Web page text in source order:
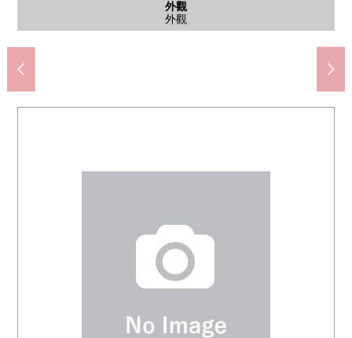
外觀
外觀
客廳
客廳
客廳
客廳
客廳
客廳
客廳
客廳
客廳
客廳
廚房
廚房
廚房
廚房
廚房
廚房
廚房
廚房
公共汽車
公共汽車
洗臉
洗臉
洗臉
洗臉
西式房間
在東面、北側關於西式房間(約5.5張塌塌米)邊間有開口部
西式房間
西式房間(約5.5張塌塌米)
西式房間
西式房間(約5.5張塌塌米)
西式房間
西式房間(約5.5張塌塌米)
門口
走廊、門口
風景
風景
外觀
外觀
外觀
在入口的前面
外觀
正和護國寺站5號出口鄰接
入口
入口
入口
入口
其他
名牌
停車場
共有部分
腳踏車停放處
共有部分
腳踏車停放處
共有部分
腳踏車停放處